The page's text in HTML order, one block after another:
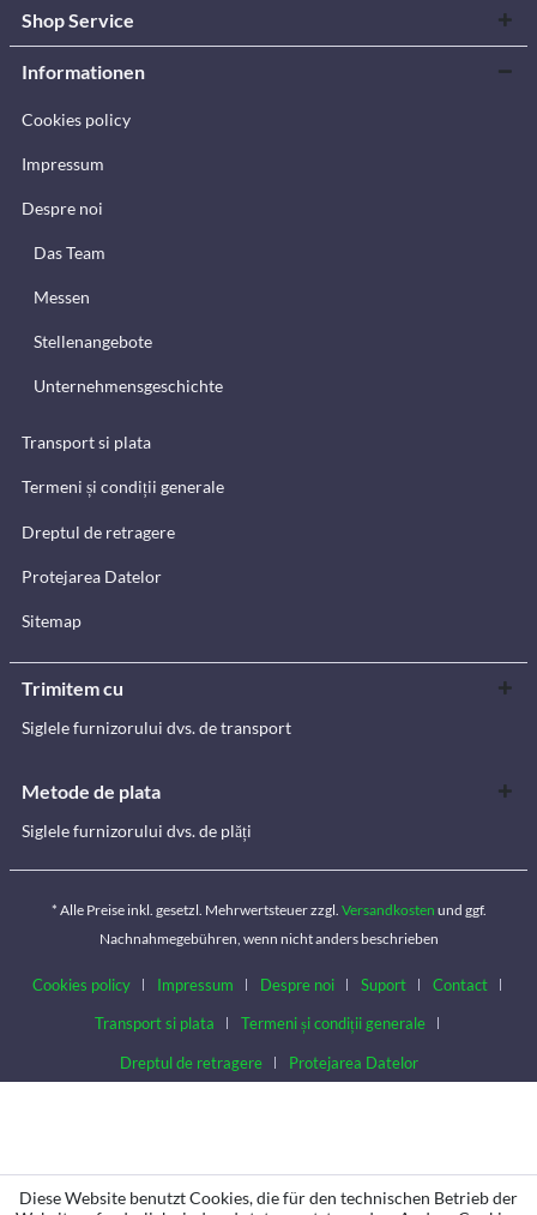
Shop Service
Informationen
Cookies policy
Impressum
Despre noi
Das Team
Messen
Stellenangebote
Unternehmensgeschichte
Transport si plata
Termeni și condiții generale
Dreptul de retragere
Protejarea Datelor
Sitemap
Trimitem cu
Siglele furnizorului dvs. de transport
Metode de plata
Siglele furnizorului dvs. de plăți
* Alle Preise inkl. gesetzl. Mehrwertsteuer zzgl. Versandkosten und ggf.
Nachnahmegebühren, wenn nicht anders beschrieben
Cookies policy Impressum Despre noi Suport
Contact
Transport si plata
Termeni și condiții generale
Dreptul de retragere Protejarea Datelor
Diese Website benutzt Cookies, die für den technischen Betrieb der